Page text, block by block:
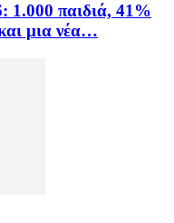
1.000 παιδιά, 41%
μια νέα…